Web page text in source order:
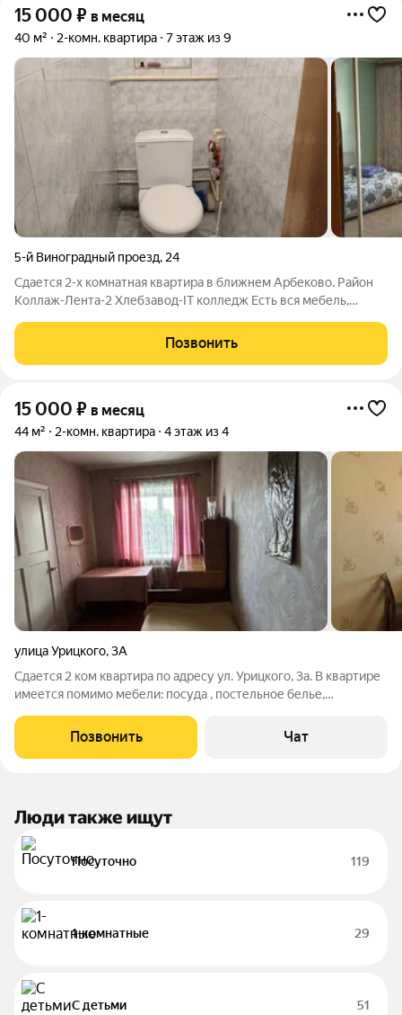
15 000 ₽ в месяц
40 м² 2-комн. квартира 7 этаж из 9
5-й Виноградный проезд, 24
Сдается 2-х комнатная квартира в ближнем Арбеково. Район
Коллаж-Лента-2 Хлебзавод-IT колледж Есть вся мебель,
машина, СВЧ печь. Приличный ремонт, пластиковые окна,
санузел раздельный кафель.
Позвонить
15 000 ₽ в месяц
44 м² 2-комн. квартира 4 этаж из 4
улица Урицкого,3А
Сдается 2 ком квартира по адресу ул. Урицкого, 3а. В квартире
имеется помимо мебели: посуда , постельное белье,
новая газовая колонка, микроволновка , вай фай ( роутер ).
Санузела фото пока нет (
Позвонить Чат
Люди также ищут
Посуточно 119
1-комнатные 29
С детьми 51